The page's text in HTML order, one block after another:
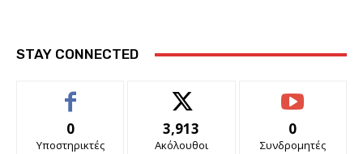
STAY CONNECTED
0
Υποστηρικτές
3,913
Ακόλουθοι
0
Συνδρομητές